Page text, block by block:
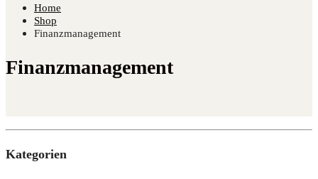
Home
Shop
Finanzmanagement
Finanzmanagement
Kate­go­rien